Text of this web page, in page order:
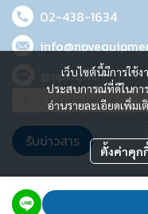
เว็บไซต์นี้มีการใช้
ประสบการณ์ที่ดีในกา
อ่านรายละเอียดเพิ่มเ
ตั้งค่าคุก
02-438-1634
@npvupvc
รับข่าวสาร
2023 © N.P.V. EQUIPMENT LTD.,